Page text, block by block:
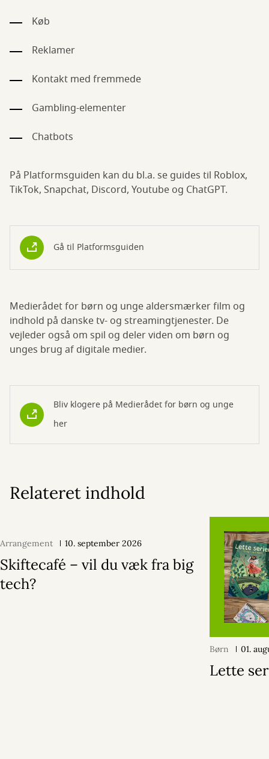
Køb
Reklamer
Kontakt med fremmede
Gambling-elementer
Chatbots
På Platformsguiden kan du bl.a. se guides til Roblox,
TikTok, Snapchat, Discord, Youtube og ChatGPT.
Gå til Platformsguiden
Medierådet for børn og unge aldersmærker film og
indhold på danske tv- og streamingtjenester. De
vejleder også om spil og deler viden om børn og
unges brug af digitale medier.
Bliv klogere på Medierådet for børn og unge
her
Relateret indhold
Arrangement 10. september 2026
Skiftecafé – vil du væk fra big
tech?
Børn 01.
Lette